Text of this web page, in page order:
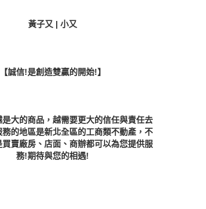
黃子又 | 小又
【誠信!是創造雙贏的開始!】
大的商品，越需要更大的信任與責任去
務的地區是新北全區的工商類不動產，不
賣廠房、店面、商辦都可以為您提供服
務!期待與您的相遇!